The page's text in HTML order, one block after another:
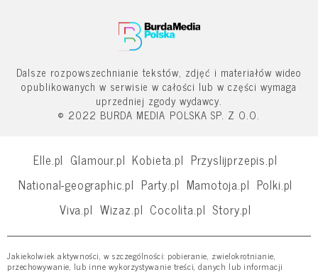
Dalsze rozpowszechnianie tekstów, zdjęć i materiałów wideo
opublikowanych w serwisie w całości lub w części wymaga
uprzedniej zgody wydawcy.
© 2022 BURDA MEDIA POLSKA SP. Z O.O.
Elle.pl Glamour.pl Kobieta.pl Przyslijprzepis.pl
National-geographic.pl Party.pl Mamotoja.pl Polki.pl
Viva.pl Wizaz.pl Cocolita.pl Story.pl
Jakiekolwiek aktywności, w szczególności: pobieranie, zwielokrotnianie,
przechowywanie, lub inne wykorzystywanie treści, danych lub informacji